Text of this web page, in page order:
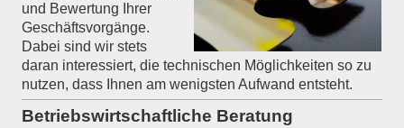
und Bewertung Ihrer
Geschäftsvorgänge.
Dabei sind wir stets
daran interessiert, die technischen Möglichkeiten so zu
nutzen, dass Ihnen am wenigsten Aufwand entsteht.
Betriebswirtschaftliche Beratung